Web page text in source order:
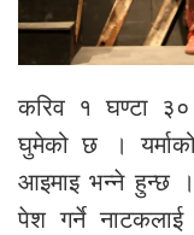
करिव १ घण्टा ३०
घुमेको छ ।
आइमाइ भन्ने हुन्छ ।
पेश गर्ने नाटकलाई